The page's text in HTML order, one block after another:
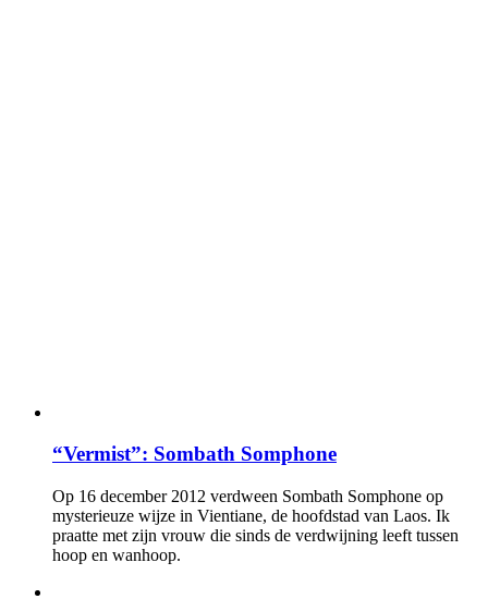
“Vermist”: Sombath Somphone
Op 16 december 2012 verdween Sombath Somphone op
mysterieuze wijze in Vientiane, de hoofdstad van Laos. Ik
praatte met zijn vrouw die sinds de verdwijning leeft tussen
hoop en wanhoop.